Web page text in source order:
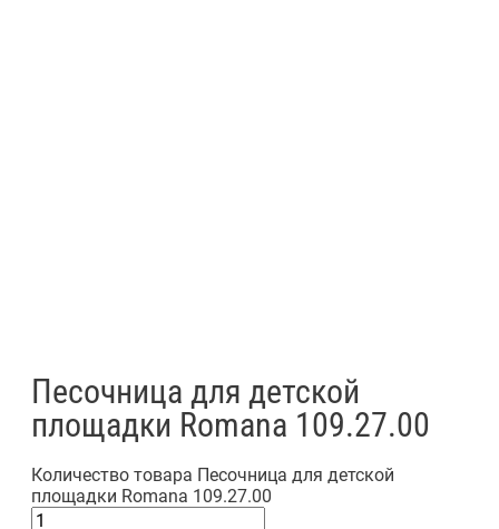
Песочница для детской
площадки Romana 109.27.00
Количество товара Песочница для детской
площадки Romana 109.27.00